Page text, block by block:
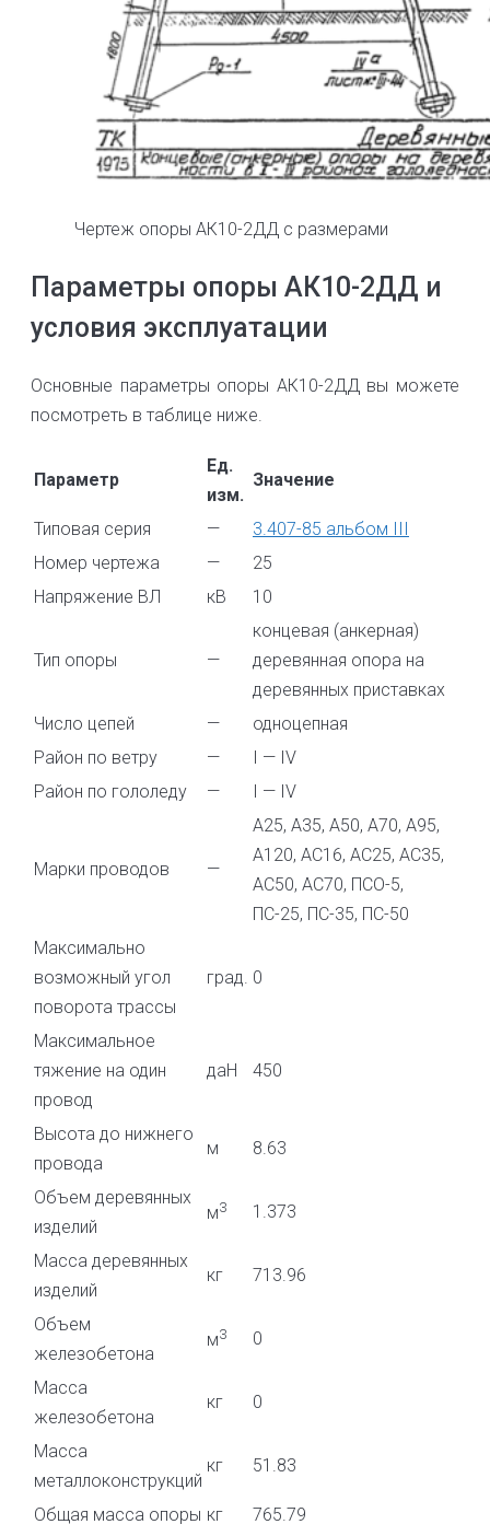
Чертеж опоры АК10-2ДД с размерами
Параметры опоры АК10-2ДД и
условия эксплуатации
Основные параметры опоры АК10-2ДД вы можете
посмотреть в таблице ниже.
Параметр
Ед.
изм.
Значение
Типовая серия —
3.407-85 альбом III
Номер чертежа
—
25
Напряжение ВЛ
кВ 10
Тип опоры —
концевая (анкерная)
деревянная опора на
деревянных приставках
Число цепей
—
одноцепная
Район по ветру
—
I — IV
Район по гололеду
— I — IV
Марки проводов —
А25, А35, А50, А70, А95,
А120, АС16, АС25, АС35,
АС50, АС70, ПСО-5,
ПС-25, ПС-35, ПС-50
Максимально
возможный угол
поворота трассы
град. 0
Максимальное
тяжение на один
провод
даН 450
Высота до нижнего
провода
м 8.63
Объем деревянных
изделий
м3 1.373
Масса деревянных
изделий
кг 713.96
Объем
железобетона
м3 0
Масса
железобетона
кг 0
Масса
металлоконструкций
кг 51.83
Общая масса опоры кг
765.79